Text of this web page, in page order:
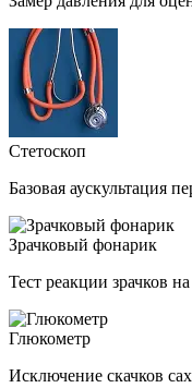
Стетоскоп
Базовая аускультация
Зрачковый фонарик
Тест реакции зрачков на
Глюкометр
Исключение скачков